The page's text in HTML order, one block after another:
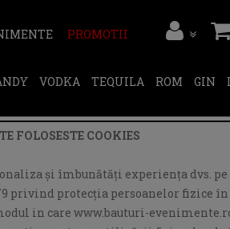
PROMOTII
VODKA TEQUILA ROM GIN
FOLOSESTE COOKIES
și îmbunătăți experiența dvs.
privind protecția persoanelor fizice
in care www.bauturi-